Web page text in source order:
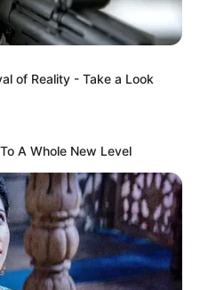
Out To Be True
of Reality - Take a Look
A Whole New Level